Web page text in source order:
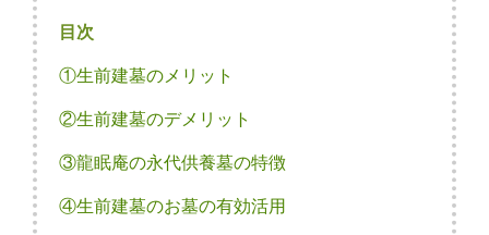
目次
①生前建墓のメリット
②生前建墓のデメリット
③龍眠庵の永代供養墓の特徴
④生前建墓のお墓の有効活用